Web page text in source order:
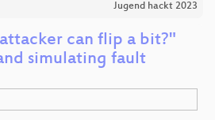
Jugend hackt 2023
can flip a bit?"
simulating fault